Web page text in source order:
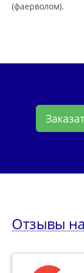
(фаерволом).
Отзывы